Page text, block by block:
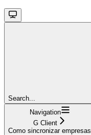
Search...
Navigation
G Client
Como sincronizar empresas